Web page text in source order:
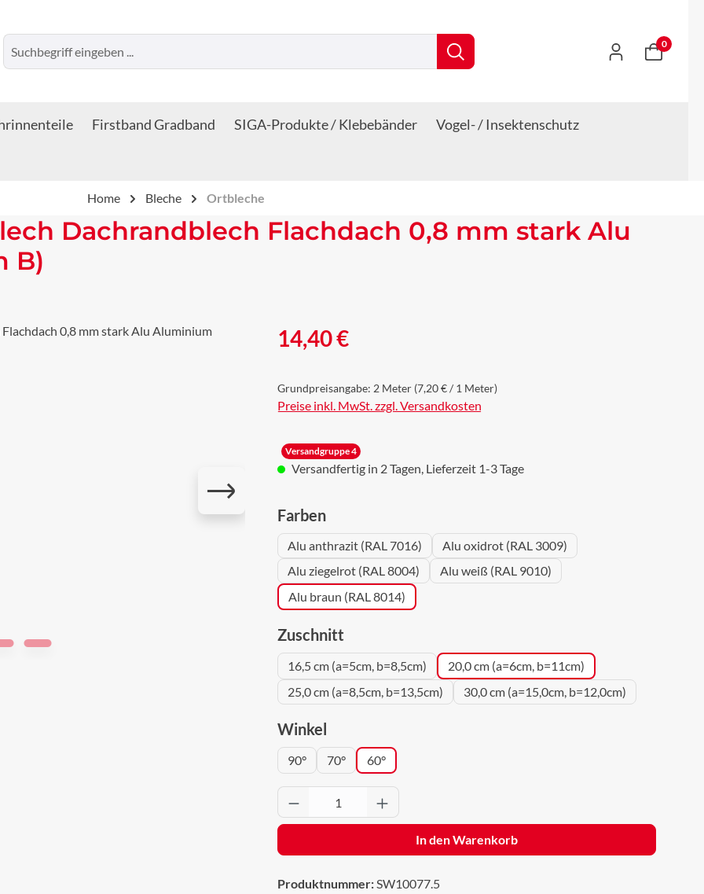
0
Firstband Gradband SIGA-Produkte / Klebebänder
Vogel- / Insektenschutz
Home Bleche Ortbleche
Dachrandblech Flachdach 0,8 mm stark Alu
B)
Regulärer Preis:
14,40 €
Grundpreisangabe: 2 Meter (7,20 € / 1 Meter)
Preise inkl. MwSt. zzgl. Versandkosten
Versandgruppe 4
Versandfertig in 2 Tagen, Lieferzeit 1-3 Tage
Farbenauswählen
Alu anthrazit (RAL 7016)
Alu oxidrot (RAL 3009)
Alu ziegelrot (RAL 8004)
Alu weiß (RAL 9010)
Alu braun (RAL 8014)
Zuschnittauswählen
16,5 cm (a=5cm, b=8,5cm)
20,0 cm (a=6cm, b=11cm)
25,0 cm (a=8,5cm, b=13,5cm)
30,0 cm (a=15,0cm, b=12,0cm)
Winkelauswählen
90° 70° 60°
Produkt Anzahl: Gib den gewünschten Wert ein
In den Warenkorb
Produktnummer:SW10077.5